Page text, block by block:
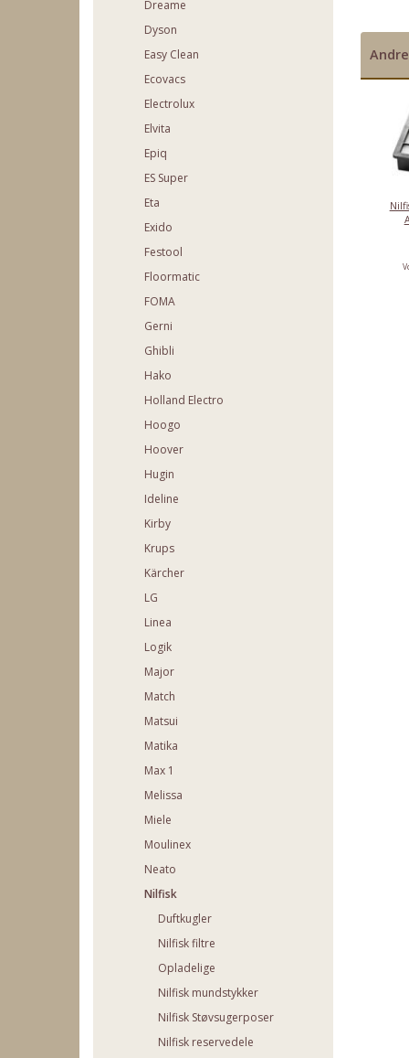
Dreame
Dyson
Easy Clean
Ecovacs
Electrolux
Elvita
Epiq
ES Super
Eta
Exido
Festool
Floormatic
FOMA
Gerni
Ghibli
Hako
Holland Electro
Hoogo
Hoover
Hugin
Ideline
Kirby
Krups
Kärcher
LG
Linea
Logik
Major
Match
Matsui
Matika
Max 1
Melissa
Miele
Moulinex
Neato
Nilfisk
Duftkugler
Nilfisk filtre
Opladelige
Nilfisk mundstykker
Nilfisk Støvsugerposer
Nilfisk reservedele